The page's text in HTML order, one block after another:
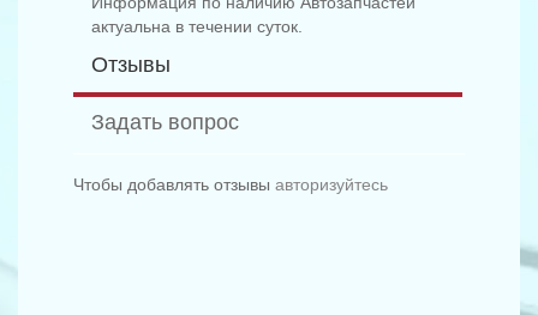
актуальна в течении суток.
Отзывы
Задать вопрос
Чтобы добавлять отзывы авторизуйтесь